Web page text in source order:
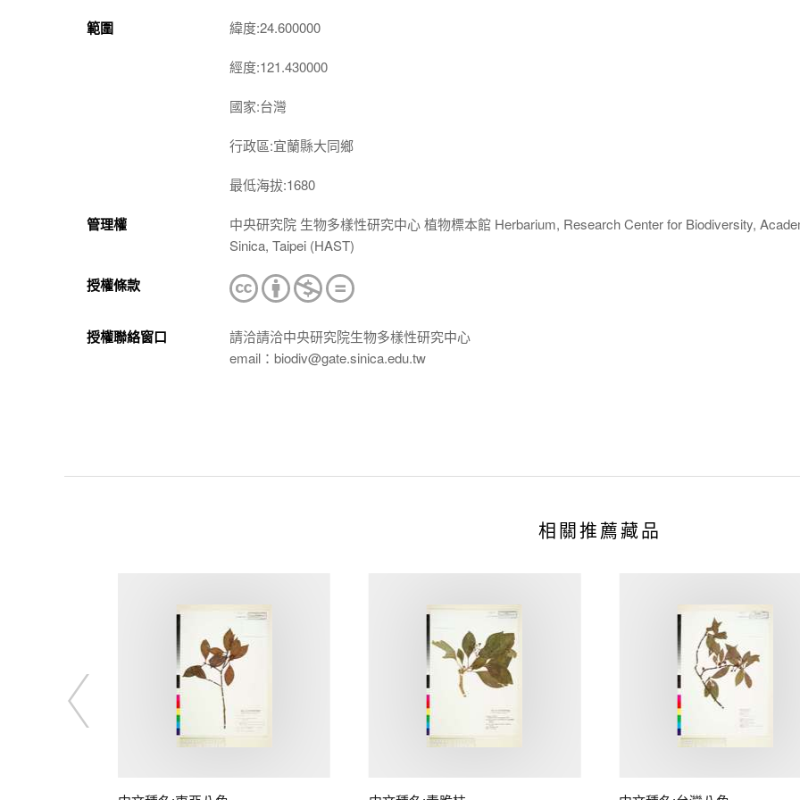
範圍 緯度:24.600000
經度:121.430000
國家:台灣
行政區:宜蘭縣大同鄉
最低海拔:1680
管理權
中央研究院 生物多樣性研究中心 植物標本館 Herbarium, Research Center for Biodiversity,
Sinica, Taipei (HAST)
授權條款
授權聯絡窗口
請洽請洽中央研究院生物多樣性研究中心
email：biodiv@gate.sinica.edu.tw
相關推薦藏品